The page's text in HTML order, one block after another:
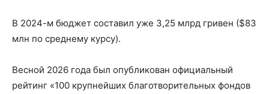
В 2024-м бюджет составил уже 3,25 млрд гривен ($83
млн по среднему курсу).
Весной 2026 года был опубликован официальный
рейтинг «100 крупнейших благотворительных фондов